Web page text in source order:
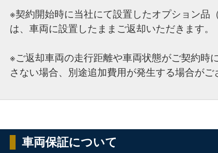
※契約開始時に当社にて設置したオプション品
は、車両に設置したままご返却いただきます。
※ご返却車両の走行距離や車両状態がご契約時
さない場合、別途追加費用が発生する場合がご
車両保証について